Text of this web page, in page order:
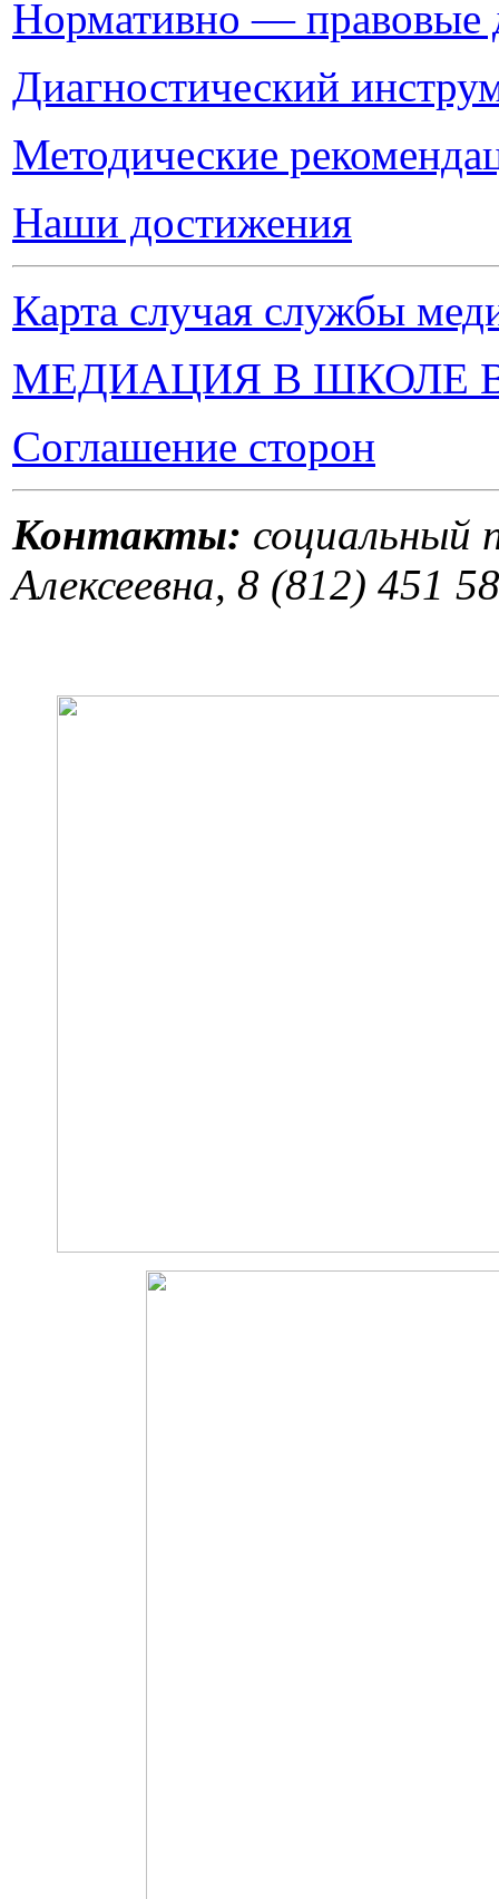
Нормативно — правовые
Диагностический
Методические
Наши достижения
Карта случая службы
МЕДИАЦИЯ В ШКОЛЕ
Соглашение сторон
Контакты: социальный
Алексеевна, 8 (812) 451